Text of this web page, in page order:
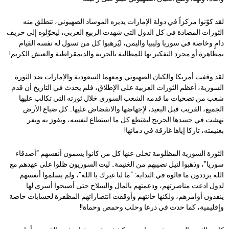
لقد كوّنوا مركزاً في دولة الإمارات يديره الموساد الصهيوني، تنطلق منه
الثورات المضادة في كل الدول التي شهدت الربيع العربي، ليحوّلوه إلى خريف
دامٍ وخاصة في سوريا وليبيا واليمن، ليُرهبوا كل من تسول له نفسه القيام
بمظاهرة أو مجرد التفكير بها للمطالبة بالحرية والديمقراطية والعيش الكريم!
لقد وقفت أمريكا والكيان الصهيوني ومعهما السعودية والإمارات ضد الثورة
السورية، أعظم الثورات العربية على الإطلاق، فلم يحدث في التاريخ أن قدم
شعب من تضحيات ما قدمه الشعب السوري خلال ثورته التي تكالب عليها
الجميع، القريب قبل البعيد، لإجهاضها والانقضاض عليها.. كل ضباع الأرض
نهشت في جسدها الجريح ليقتطع كل ما استطاع لنفسه، ويفوز به ويفر
بغنيمته، تاركا إياها غارقة في دمائها!
الثورة السورية المظلومة تخلى عنها كل من كانوا يسمون أنفسهم “أصدقاء
سوريا”، وذهبوا لنيل نصيبهم من الغنيمة.. ليت السوريون ظلوا على عهدهم مع
الله يرددون ما قالوه في البداية: “ما لنا غيرك يا الله”، ولم يسلموا أنفسهم
لدول ادعت مناصرتهم، ودعمتهم بالمال والسلاح حتى أصبحوا أسرى لها
ينفذون أوامرهم، ولكنها خانتهم وأوقفت انتصاراتهم المظفرة لحسابات خاصة
وإقليمية، كما حدث في درعا وحلب وحمص وحماة!!